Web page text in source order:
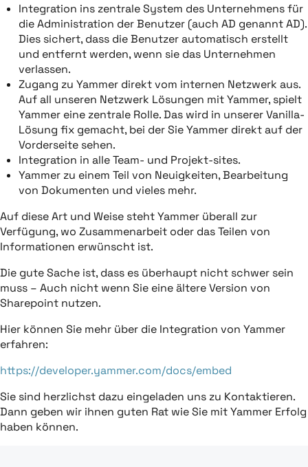
Integration ins zentrale System des Unternehmens für
die Administration der Benutzer (auch AD genannt AD).
Dies sichert, dass die Benutzer automatisch erstellt
und entfernt werden, wenn sie das Unternehmen
verlassen.
Zugang zu Yammer direkt vom internen Netzwerk aus.
Auf all unseren Netzwerk Lösungen mit Yammer, spielt
Yammer eine zentrale Rolle. Das wird in unserer Vanilla-
Lösung fix gemacht, bei der Sie Yammer direkt auf der
Vorderseite sehen.
Integration in alle Team- und Projekt-sites.
Yammer zu einem Teil von Neuigkeiten, Bearbeitung
von Dokumenten und vieles mehr.
Auf diese Art und Weise steht Yammer überall zur
Verfügung, wo Zusammenarbeit oder das Teilen von
Informationen erwünscht ist.
Die gute Sache ist, dass es überhaupt nicht schwer sein
muss – Auch nicht wenn Sie eine ältere Version von
Sharepoint nutzen.
Hier können Sie mehr über die Integration von Yammer
erfahren:
https://developer.yammer.com/docs/embed
Sie sind herzlichst dazu eingeladen uns zu Kontaktieren.
Dann geben wir ihnen guten Rat wie Sie mit Yammer Erfolg
haben können.